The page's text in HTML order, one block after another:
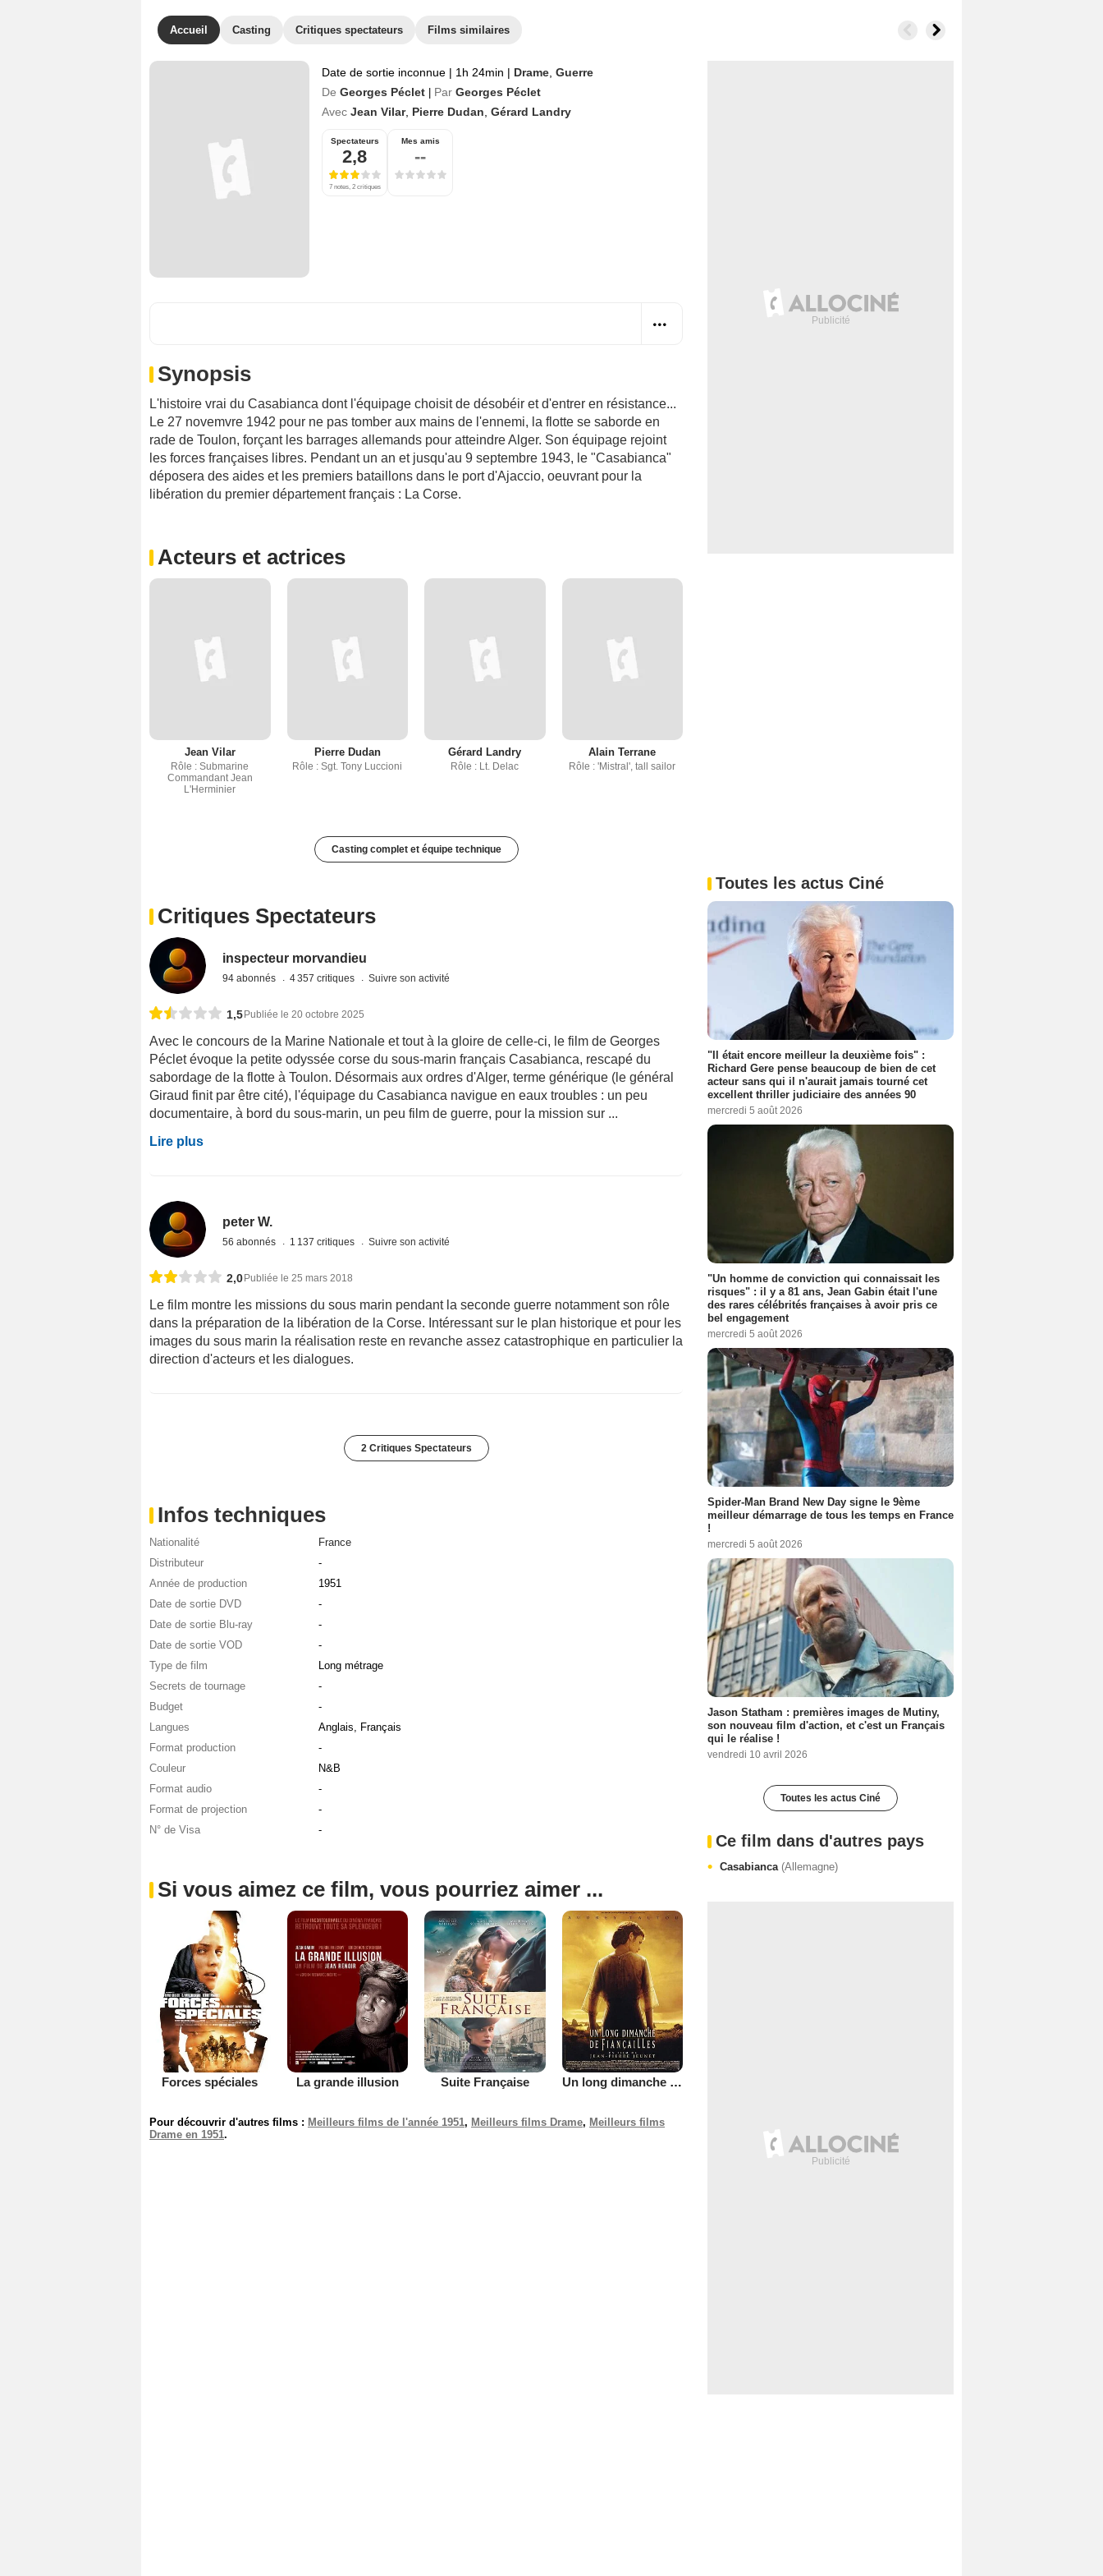
Accueil Casting Critiques spectateurs Films similaires
Date de sortie inconnue | 1h 24min | Drame Guerre
De Georges Péclet Par Georges Péclet
Avec Jean Vilar, Pierre Dudan Gérard Landry
Spectateurs
2,8
7 notes, 2 critiques
Mes amis
--
Synopsis
L'histoire vrai du Casabianca dont l'équipage choisit de désobéir et d'entrer en résistance...
Le 27 novemvre 1942 pour ne pas tomber aux mains de l'ennemi, la flotte se saborde en
rade de Toulon, forçant les barrages allemands pour atteindre Alger. Son équipage rejoint
les forces françaises libres. Pendant un an et jusqu'au 9 septembre 1943, le "Casabianca"
déposera des aides et les premiers bataillons dans le port d'Ajaccio, oeuvrant pour la
libération du premier département français : La Corse.
Acteurs et actrices
Jean Vilar
Rôle : Submarine
Commandant Jean
L'Herminier
Pierre Dudan
Rôle : Sgt. Tony Luccioni
Gérard Landry
Rôle : Lt. Delac
Alain Terrane
Rôle : 'Mistral', tall sailor
Casting complet et équipe technique
Critiques Spectateurs
inspecteur morvandieu
94 abonnés 4 357 critiques Suivre son activité
1,5 Publiée le 20 octobre 2025
Avec le concours de la Marine Nationale et tout à la gloire de celle-ci, le film de Georges
Péclet évoque la petite odyssée corse du sous-marin français Casabianca, rescapé du
sabordage de la flotte à Toulon. Désormais aux ordres d'Alger, terme générique (le général
Giraud finit par être cité), l'équipage du Casabianca navigue en eaux troubles : un peu
documentaire, à bord du sous-marin, un peu film de guerre, pour la mission sur ...
Lire plus
peter W.
56 abonnés 1 137 critiques Suivre son activité
2,0 Publiée le 25 mars 2018
Le film montre les missions du sous marin pendant la seconde guerre notamment son rôle
dans la préparation de la libération de la Corse. Intéressant sur le plan historique et pour les
images du sous marin la réalisation reste en revanche assez catastrophique en particulier la
direction d'acteurs et les dialogues.
2 Critiques Spectateurs
Infos techniques
Nationalité
France
Distributeur
-
Année de production
1951
Date de sortie DVD
-
Date de sortie Blu-ray
-
Date de sortie VOD
-
Type de film
Long métrage
Secrets de tournage
-
Budget
-
Langues
Anglais, Français
Format production
-
Couleur
N&B
Format audio
-
Format de projection
-
N° de Visa
-
Si vous aimez ce film, vous pourriez aimer ...
Forces spéciales La grande illusion Suite Française Un long dimanche de fiançailles
Pour découvrir d'autres films : Meilleurs films de l'année 1951, Meilleurs films Drame, Meilleurs films
Drame en 1951.
Toutes les actus Ciné
"Il était encore meilleur la deuxième fois" :
Richard Gere pense beaucoup de bien de cet
acteur sans qui il n'aurait jamais tourné cet
excellent thriller judiciaire des années 90
mercredi 5 août 2026
"Un homme de conviction qui connaissait les
risques" : il y a 81 ans, Jean Gabin était l'une
des rares célébrités françaises à avoir pris ce
bel engagement
mercredi 5 août 2026
Spider-Man Brand New Day signe le 9ème
meilleur démarrage de tous les temps en France
!
mercredi 5 août 2026
Jason Statham : premières images de Mutiny,
son nouveau film d'action, et c'est un Français
qui le réalise !
vendredi 10 avril 2026
Toutes les actus Ciné
Ce film dans d'autres pays
Casabianca (Allemagne)